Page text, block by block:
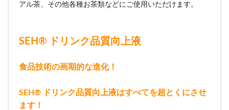
アル茶、その他各種お茶類などにご使用いただけます。
SEH® ドリンク品質向上液
食品技術の画期的な進化！
SEH® ドリンク品質向上液はすべてを超とくにさせ
ます！